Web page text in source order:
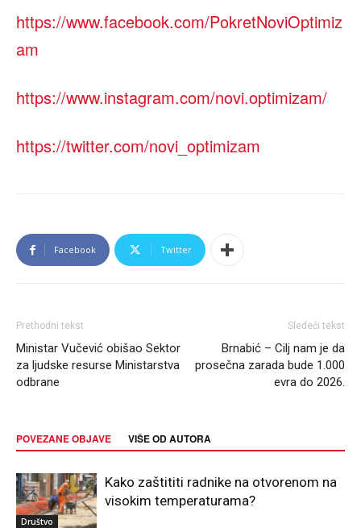
https://www.facebook.com/PokretNoviOptimiz
am
https://www.instagram.com/novi.optimizam/
https://twitter.com/novi_optimizam
Facebook Twitter
Prethodni tekst
Ministar Vučević obišao Sektor
za ljudske resurse Ministarstva
odbrane
Sledeći tekst
Brnabić – Cilj nam je da
prosečna zarada bude 1.000
evra do 2026.
POVEZANE OBJAVE VIŠE OD AUTORA
Društvo
Kako zaštititi radnike na otvorenom na
visokim temperaturama?